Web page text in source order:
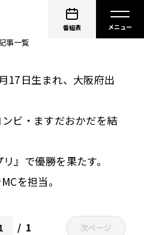
番組表
だ 岡田圭右
事一覧
17日生まれ、大阪府出
ビ・ますだおかだを結
』で優勝を果たす。
を担当。
1 次ページ